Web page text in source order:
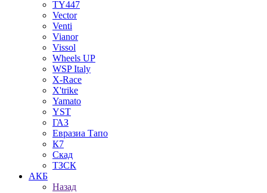
TY447
Vector
Venti
Vianor
Vissol
Wheels UP
WSP Italy
X-Race
X'trike
Yamato
YST
ГАЗ
Евразиа Тапо
К7
Скад
ТЗСК
АКБ
Назад